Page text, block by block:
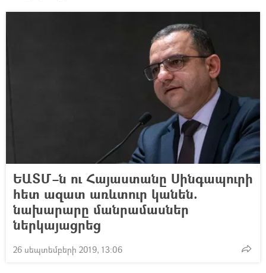
ԵԱՏՄ–ն ու Հայաստանը Սինգապուրի
հետ ազատ առևտուր կանեն.
նախարարը մանրամասներ
ներկայացրեց
26 սեպտեմբերի 2019, 13:06